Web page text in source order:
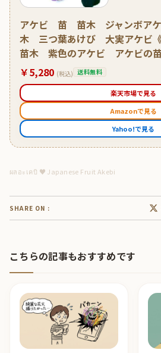
アケビ 苗 苗木 ジャンボアケ
木 三つ葉あけび 大実アケ
苗木 紫色のアケビ アケビの
￥5,280 (税込) 送料無料
楽天市場で見る
Amazonで見る
Yahoo!で見る
ผลอะเคบิ ♥ Japanese Fruit Akebi
SHARE ON :
こちらの記事もおすすめです